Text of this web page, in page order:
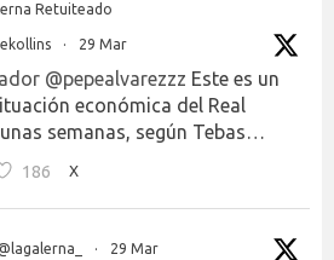
Retuiteado
· 29 Mar
@pepealvarezzz Este es un
económica del Real
semanas, según Tebas…
186 X
· 29 Mar